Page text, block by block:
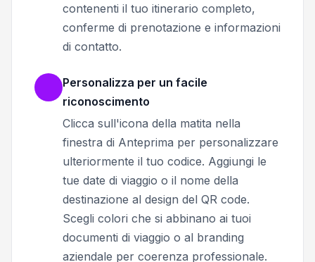
contenenti il tuo itinerario completo,
conferme di prenotazione e informazioni
di contatto.
Personalizza per un facile
riconoscimento
Clicca sull'icona della matita nella
finestra di Anteprima per personalizzare
ulteriormente il tuo codice. Aggiungi le
tue date di viaggio o il nome della
destinazione al design del QR code.
Scegli colori che si abbinano ai tuoi
documenti di viaggio o al branding
aziendale per coerenza professionale.